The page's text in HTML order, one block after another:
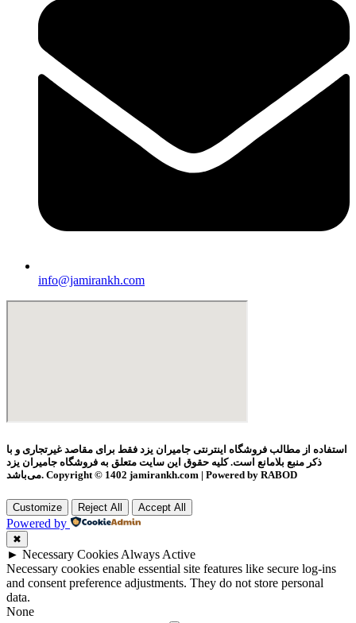
info@jamirankh.com
استفاده از مطالب فروشگاه اینترنتی جامیران یزد فقط برای مقاصد غیرتجاری و با
ذکر منبع بلامانع است. کلیه حقوق این سایت متعلق به فروشگاه جامیران یزد
می‌باشد. Copyright © 1402 jamirankh.com | Powered by RABOD
Customize Reject All Accept All
Powered by
✖
► Necessary Cookies Always Active
Necessary cookies enable essential site features like secure log-ins
and consent preference adjustments. They do not store personal
data.
None